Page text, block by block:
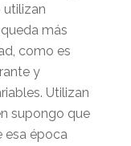
utilizan
más
como es
y
Utilizan
supongo que
esa época